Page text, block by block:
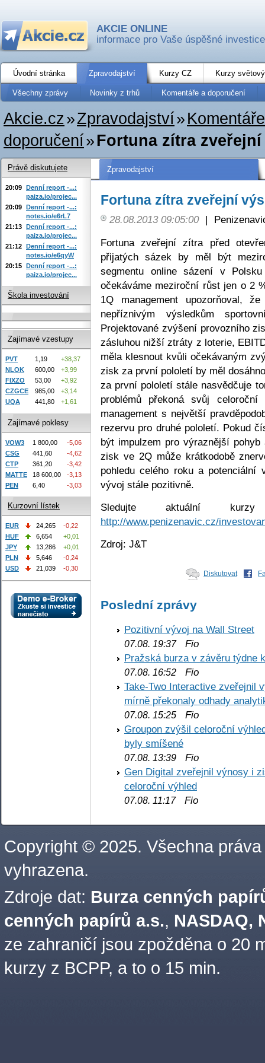
AKCIE ONLINE
informace pro Vaše úspěšné investice
Úvodní stránka Zpravodajství Kurzy CZ Kurzy
Všechny zprávy Novinky z trhů Komentáře a doporučení
Akcie.cz»Zpravodajství»
doporučení»Fortuna zítra
Zpravodajství
Fortuna zítra zveřejní
28.08.2013 09:05:00 |
Fortuna zveřejní zítra před
přijatých sázek by měl být
segmentu online sázení v
očekáváme meziroční růst jen o 2
1Q management upozorňoval,
nepříznivým výsledkům
Projektované zvýšení provozního
zásluhou nižší ztráty z loterie,
měla klesnout kvůli očekávaným
zisk za první pololetí by měl
za první pololetí stále nasvědčuje
problémů překoná svůj
management s největší
rezervu pro druhé pololetí. Pokud
být impulzem pro výraznější
zisk ve 2Q může krátkodobě
pohledu celého roku a potenciální
vývoj stále pozitivně.
Sledujte aktuální
http://www.penizenavic.cz/
Zdroj: J&T
Diskutovat
Poslední zprávy
Pozitivní vývoj na Wall Street
07.08. 19:37Fio
Pražská burza v závěru týdne
07.08. 16:52 Fio
Take-Two Interactive zveřejnil
mírně překonaly odhady
07.08. 15:25 Fio
Groupon zvýšil celoroční
byly smíšené
07.08. 13:39 Fio
Gen Digital zveřejnil výnosy i
celoroční výhled
07.08. 11:17Fio
Právě diskutujete
20:09 Denní report -...:
paiza.io/projec...
20:09 Denní report -...:
notes.io/e6rL7
21:13 Denní report -...:
paiza.io/projec...
21:12 Denní report -...:
notes.io/e6qyW
20:15 Denní report -...:
paiza.io/projec...
Škola investování
Zajímavé vzestupy
PVT 1,19
+38,37
NLOK
600,00
+3,99
FIXZO
53,00
+3,92
CZGCE
985,00
+3,14
UQA
441,80 +1,61
Zajímavé poklesy
VOW3 1 800,00
-5,06
CSG
441,60
-4,62
CTP
361,20
-3,42
MATTE
18 600,00
-3,13
PEN
6,40 -3,03
Kurzovní lístek
EUR 24,265
-0,22
HUF
6,654
+0,01
JPY
13,286
+0,01
PLN
5,646
-0,24
USD
21,039 -0,30
Copyright © 2025. Všechna práva
vyhrazena.
Zdroje dat: Burza cenných
cenných papírů a.s., NASDAQ,
ze zahraničí jsou zpožděna o 20
kurzy z BCPP, a to o 15 min.